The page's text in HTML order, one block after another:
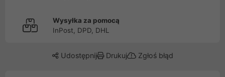
Wysyłka za pomocą
InPost, DPD, DHL
Udostępnij Drukuj Zgłoś błąd